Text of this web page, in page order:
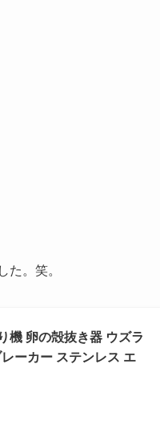
た。笑。
機 卵の殻抜き器 ウズラ
ーカー ステンレス エ